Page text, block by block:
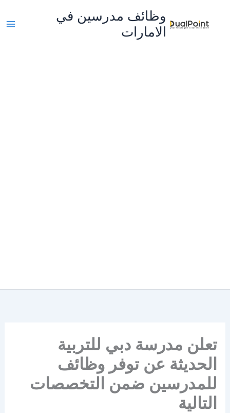
وظائف مدرسين في
الامارات
تعلن مدرسة دبي للتربية
الحديثة عن توفر وظائف
للمدرسين ضمن التخصصات
التالية